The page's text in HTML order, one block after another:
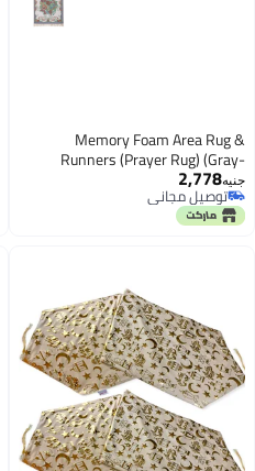
Memory Foam Area Rug &
Runners (Prayer Rug) (Gray-
Patterned)
جنيه2,778
توصيل مجاني
توصيل مجاني